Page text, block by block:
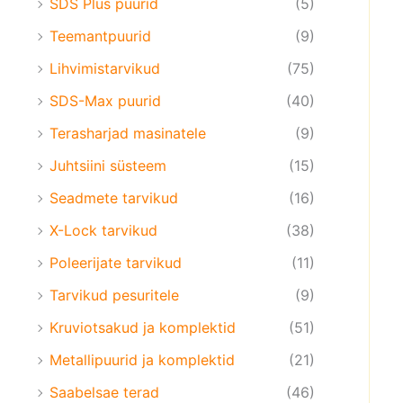
SDS Plus puurid
(5)
Teemantpuurid
(9)
Lihvimistarvikud
(75)
SDS-Max puurid
(40)
Terasharjad masinatele
(9)
Juhtsiini süsteem
(15)
Seadmete tarvikud
(16)
X-Lock tarvikud
(38)
Poleerijate tarvikud
(11)
Tarvikud pesuritele
(9)
Kruviotsakud ja komplektid
(51)
Metallipuurid ja komplektid
(21)
Saabelsae terad
(46)